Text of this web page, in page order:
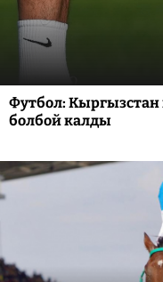
Футбол:
болбой калды